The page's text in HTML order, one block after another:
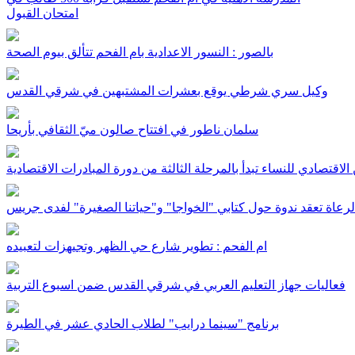
امتحان القبول
بالصور : النسور الاعدادية بام الفحم تتألق بيوم الصحة
وكيل سري شرطي يوقع بعشرات المشتبهين في شرقي القدس
سلمان ناطور في افتتاح صالون ميّ الثقافي بأريحا
للنساء تبدأ بالمرحلة الثالثة من دورة المبادرات الاقتصادية
تعقد ندوة حول كتابي "الخواجا" و"حياتنا الصغيرة" لفدى جريس
ام الفحم : تطوير شارع حي الظهر وتجيهزات لتعبيده
فعاليات جهاز التعليم العربي في شرقي القدس ضمن اسبوع التربية
برنامج "سينما درايب" لطلاب الحادي عشر في الطيرة